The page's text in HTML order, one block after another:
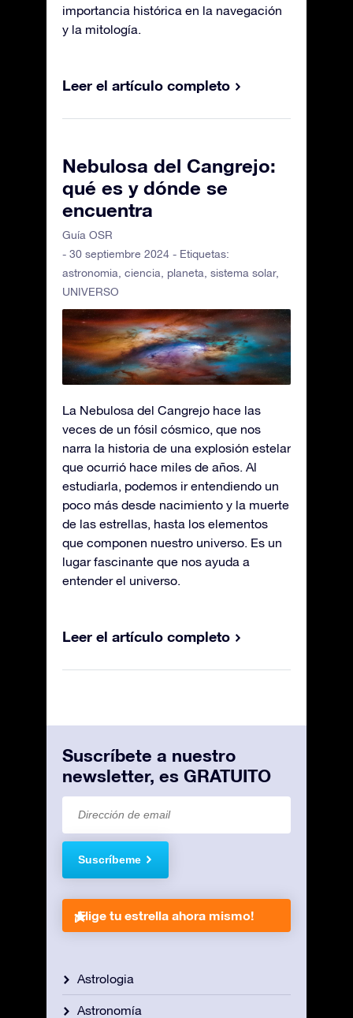
importancia histórica en la navegación
y la mitología.
Leer el artículo completo
Nebulosa del Cangrejo:
qué es y dónde se
encuentra
Guía OSR
- 30 septiembre 2024 - Etiquetas:
astronomia ciencia planeta sistema solar,
UNIVERSO
La Nebulosa del Cangrejo hace las
veces de un fósil cósmico, que nos
narra la historia de una explosión estelar
que ocurrió hace miles de años. Al
estudiarla, podemos ir entendiendo un
poco más desde nacimiento y la muerte
de las estrellas, hasta los elementos
que componen nuestro universo. Es un
lugar fascinante que nos ayuda a
entender el universo.
Leer el artículo completo
Suscríbete a nuestro
newsletter, es GRATUITO
Suscríbeme
¡Elige tu estrella ahora mismo!
Astrologia
Astronomía